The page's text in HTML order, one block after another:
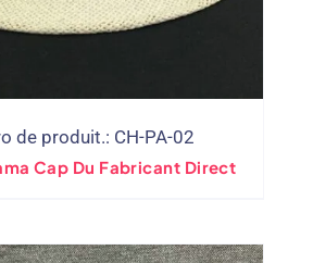
de produit.: CH-PA-02
Cap Du Fabricant Direct